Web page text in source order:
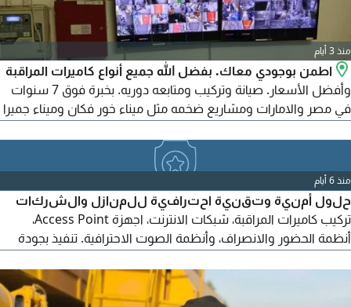
منذ 3 أيام
اطمن بوجودي معاك. بفضل الله جميع أنواع كاميرات المراقبة
وأفضل الأسعار. صيانة وتركيب ومتابعه دوريه. بخبرة فوق 7 سنوات
في مصر والامارات ومشاريع ضخمه مثل ميناء خور فكان وميناء جميرا
بلاش تترد وتواصل معنا وأعرف العروض
منذ 6 أيام
حلول أمنية وتقنية احترافية للمنازل والشركات
تركيب كاميرات المراقبة، شبكات الانترنت، اجهزة Access Point،
أنظمة الحضور والانصراف، وأنظمة الصوت الاحترافية. تنفيذ بجودة